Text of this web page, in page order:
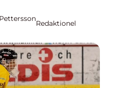
Redaktionel